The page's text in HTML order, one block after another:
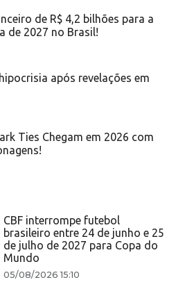
de R$ 4,2 bilhões para a
de 2027 no Brasil!
após revelações em
Ties Chegam em 2026 com
CBF interrompe futebol
brasileiro entre 24 de junho e 25
de julho de 2027 para Copa do
Mundo
05/08/2026 15:10